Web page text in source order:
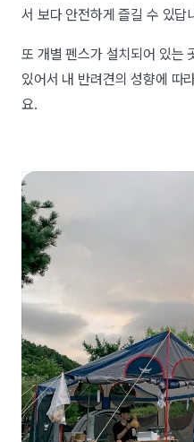
서 보다 안전하게 즐길 수 있답
또 개별 펜스가 설치되어 있는
있어서 내 반려견의 성향에 따
요.